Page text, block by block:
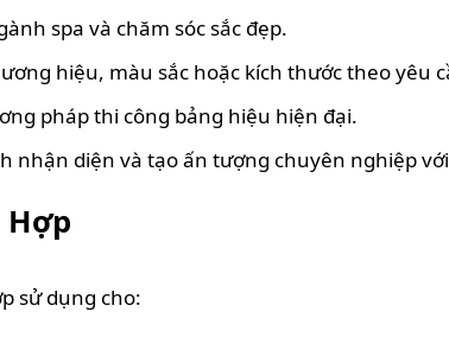
spa và chăm sóc sắc đẹp.
hiệu, màu sắc hoặc kích thước theo yêu
pháp thi công bảng hiệu hiện đại.
nhận diện và tạo ấn tượng chuyên nghiệp
Hợp
sử dụng cho: